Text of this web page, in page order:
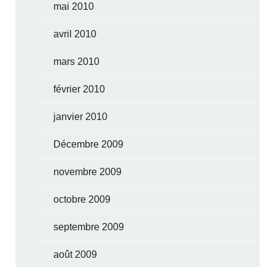
mai 2010
avril 2010
mars 2010
février 2010
janvier 2010
Décembre 2009
novembre 2009
octobre 2009
septembre 2009
août 2009